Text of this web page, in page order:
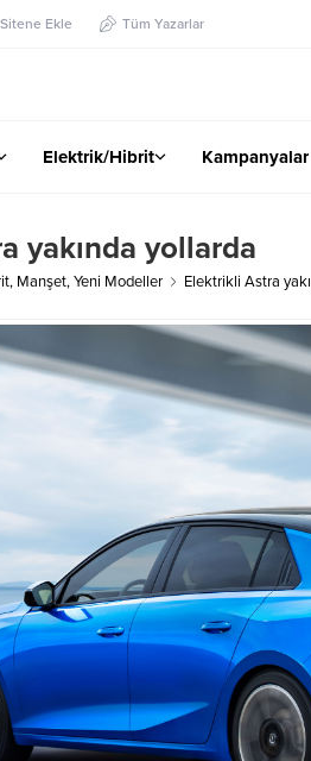
Sitene Ekle Tüm Yazarlar
Elektrik/Hibrit Kampanyalar
yakında yollarda
, Manşet,Yeni Modeller Elektrikli Astra